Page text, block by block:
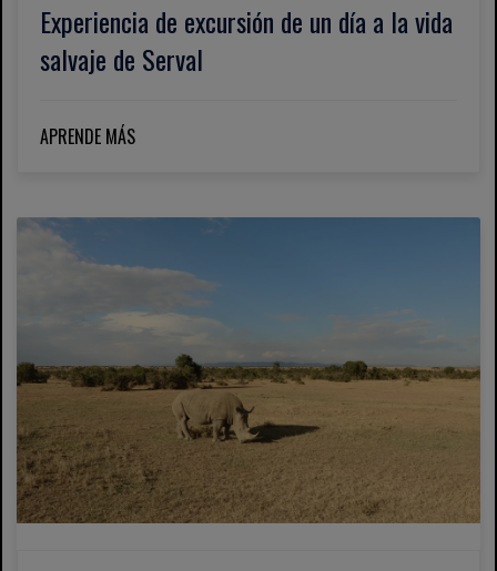
Experiencia de excursión de un día a la vida
salvaje de Serval
APRENDE MÁS